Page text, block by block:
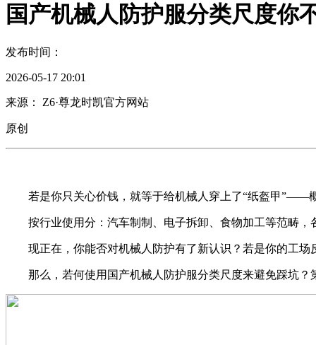
国产机械人防护服分类尺度你
发布时间：
2026-05-17 20:01
来源： Z6·尊龙时凯官方网站
原创
若是你只关心价钱，就等于给机械人穿上了“纸盔甲”——
按行业使用分：汽车制制、电子拆卸、食物加工等范畴，
现正在，你能否对机械人防护有了新认识？若是你的工场
那么，若何使用国产机械人防护服分类尺度来避免踩坑？